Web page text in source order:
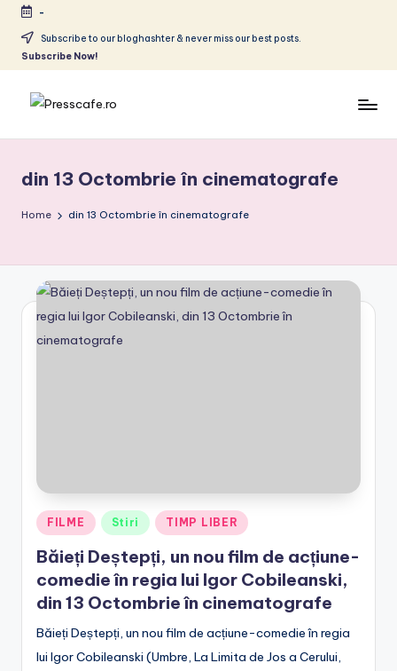
Skip
-
Subscribe to our bloghashter & never miss our best posts.
Subscribe Now!
e
s
c
a
f
urbane
din 13 Octombrie în cinematografe
Home din 13 Octombrie în cinematografe
Posted
FILME Stiri TIMP LIBER
Băieți Deștepți, un nou film de acțiune-
comedie în regia lui Igor Cobileanski,
din 13 Octombrie în cinematografe
Băieți Deștepți, un nou film de acțiune-comedie în regia
lui Igor Cobileanski (Umbre, La Limita de Jos a Cerului,